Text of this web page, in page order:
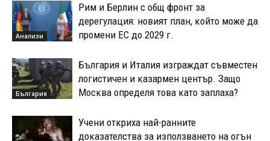
Анализи
Рим и Берлин с общ фронт за
дерегулация: новият план, който може да
промени ЕС до 2029 г.
България
България и Италия изграждат съвместен
логистичен и казармен център. Защо
Москва определя това като заплаха?
Учени откриха най-ранните
доказателства за използването на огън